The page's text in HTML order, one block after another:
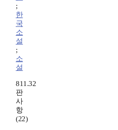
;
한
국
소
설
;
소
설
811.32
판
사
항
(22)